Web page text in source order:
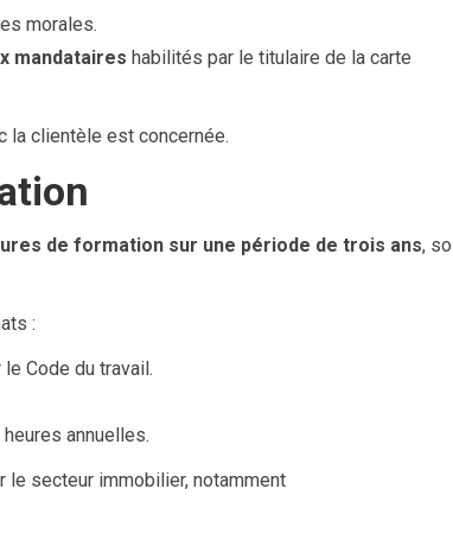
morales.
mandataires habilités par le titulaire de la carte
la clientèle est concernée.
de formation sur une période de trois ans,
:
Code du travail.
annuelles.
secteur immobilier, notamment